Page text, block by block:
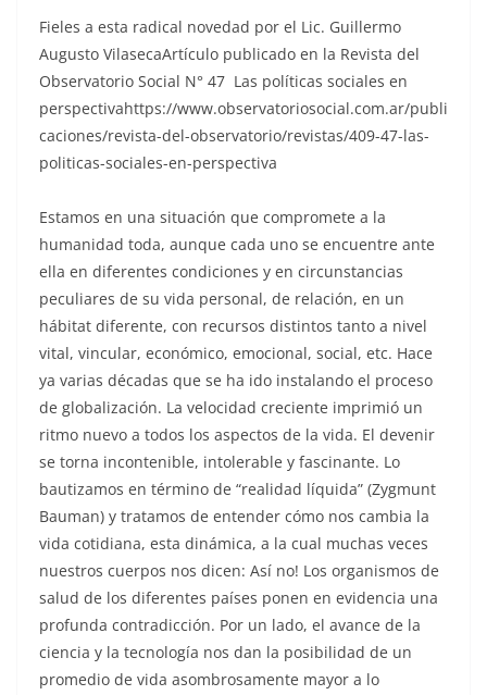
Fieles a esta radical novedad por el Lic. Guillermo
Augusto VilasecaArtículo publicado en la Revista del
Observatorio Social N° 47 Las políticas sociales en
perspectivahttps://www.observatoriosocial.com.ar/publi
caciones/revista-del-observatorio/revistas/409-47-las-
politicas-sociales-en-perspectiva
Estamos en una situación que compromete a la
humanidad toda, aunque cada uno se encuentre ante
ella en diferentes condiciones y en circunstancias
peculiares de su vida personal, de relación, en un
hábitat diferente, con recursos distintos tanto a nivel
vital, vincular, económico, emocional, social, etc. Hace
ya varias décadas que se ha ido instalando el proceso
de globalización. La velocidad creciente imprimió un
ritmo nuevo a todos los aspectos de la vida. El devenir
se torna incontenible, intolerable y fascinante. Lo
bautizamos en término de “realidad líquida” (Zygmunt
Bauman) y tratamos de entender cómo nos cambia la
vida cotidiana, esta dinámica, a la cual muchas veces
nuestros cuerpos nos dicen: Así no! Los organismos de
salud de los diferentes países ponen en evidencia una
profunda contradicción. Por un lado, el avance de la
ciencia y la tecnología nos dan la posibilidad de un
promedio de vida asombrosamente mayor a lo